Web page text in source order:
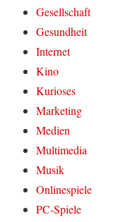
Gesellschaft
Gesundheit
Internet
Kino
Kurioses
Marketing
Medien
Multimedia
Musik
Onlinespiele
PC-Spiele